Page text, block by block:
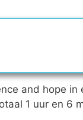
and hope
1 uur en 6